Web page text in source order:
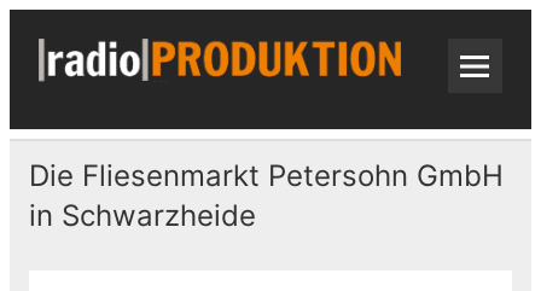
Skip
content
Die Fliesenmarkt Petersohn GmbH
in Schwarzheide